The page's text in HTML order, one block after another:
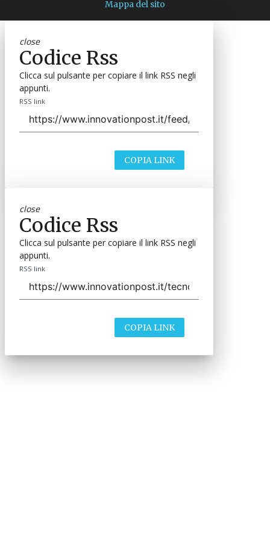
Mappa del sito
close
Codice Rss
Clicca sul pulsante per copiare il link RSS negli
appunti.
RSS link
COPIA LINK
close
Codice Rss
Clicca sul pulsante per copiare il link RSS negli
appunti.
RSS link
COPIA LINK